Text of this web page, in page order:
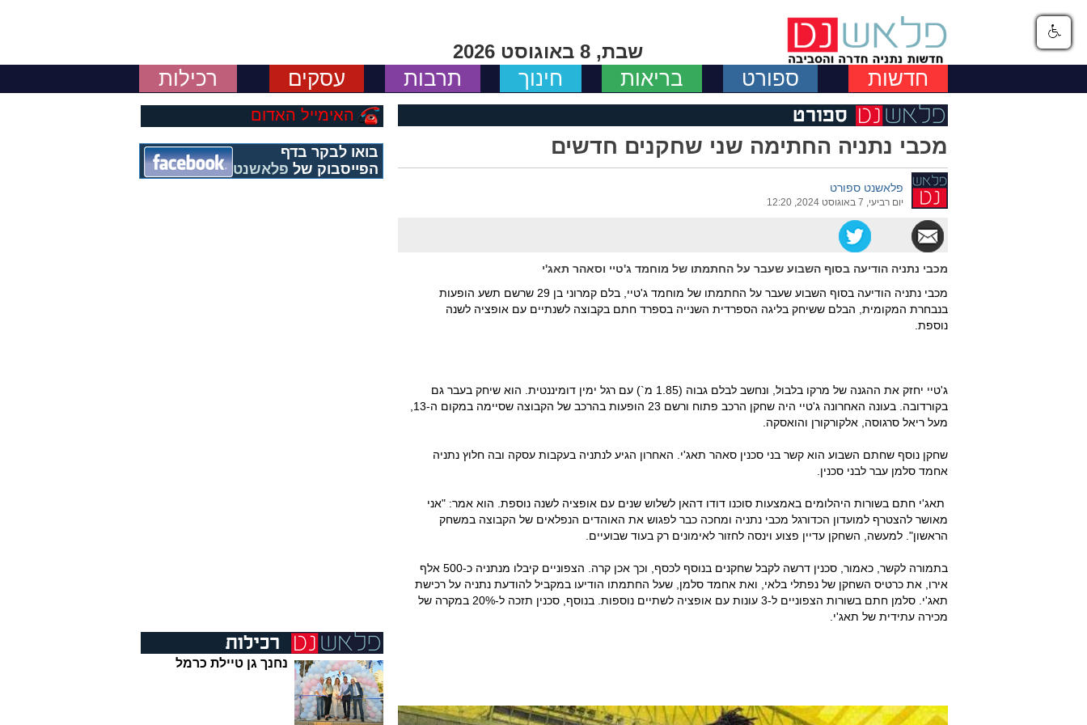
שבת, 8 באוגוסט 2026
חדשות ספורט בריאות חינוך תרבות עסקים רכילות
מכבי נתניה החתימה שני שחקנים חדשים
פלאשנט ספורט
יום רביעי, 7 באוגוסט 2024, 12:20
מכבי נתניה הודיעה בסוף השבוע שעבר על החתמתו של מוחמד ג'טיי וסאהר תאג'י
מכבי נתניה הודיעה בסוף השבוע שעבר על החתמתו של מוחמד ג'טיי, בלם קמרוני בן 29 שרשם תשע הופעות
בנבחרת המקומית, הבלם ששיחק בליגה הספרדית השנייה בספרד חתם בקבוצה לשנתיים עם אופציה לשנה
נוספת.
ג'טיי יחזק את ההגנה של מרקו בלבול, ונחשב לבלם גבוה (1.85 מ`) עם רגל ימין דומיננטית. הוא שיחק בעבר גם
מעל ריאל סרגוסה, אלקורקורן והואסקה.
שחקן נוסף שחתם השבוע הוא קשר בני סכנין סאהר תאג'י. האחרון הגיע לנתניה בעקבות עסקה ובה חלוץ נתניה
אחמד סלמן עבר לבני סכנין.
תאג'י חתם בשורות היהלומים באמצעות סוכנו דודו דהאן לשלוש שנים עם אופציה לשנה נוספת. הוא אמר: "אני
מאושר להצטרף למועדון הכדורגל מכבי נתניה ומחכה כבר לפגוש את האוהדים הנפלאים של הקבוצה במשחק
הראשון". למעשה, השחקן עדיין פצוע וינסה לחזור לאימונים רק בעוד שבועיים.
בתמורה לקשר, כאמור, סכנין דרשה לקבל שחקנים בנוסף לכסף, וכך אכן קרה. הצפוניים קיבלו מנתניה כ-500 אלף
אירו, את כרטיס השחקן של נפתלי בלאי, ואת אחמד סלמן, שעל החתמתו הודיעו במקביל להודעת נתניה על רכישת
תאג'י. סלמן חתם בשורות הצפוניים ל-3 עונות עם אופציה לשתיים נוספות. בנוסף, סכנין תזכה ל-20% במקרה של
מכירה עתידית של תאג'י.
האימייל האדום
בואו לבקר בדף
הפייסבוק של פלאשנט
נחנך גן טיילת כרמל